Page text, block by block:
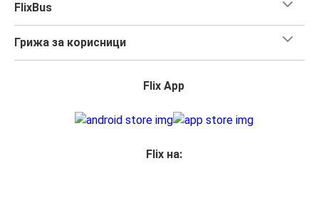
FlixBus
Грижа за корисници
Flix App
Flix на: